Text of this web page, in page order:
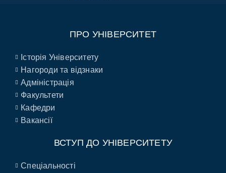
ПРО УНІВЕРСИТЕТ
Історія Університету
Нагороди та відзнаки
Адміністрація
Факультети
Кафедри
Вакансії
ВСТУП ДО УНІВЕРСИТЕТУ
Спеціальності